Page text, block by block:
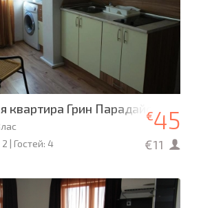
квартира Грин Парадайс
| Гостей: 4
€45
€11